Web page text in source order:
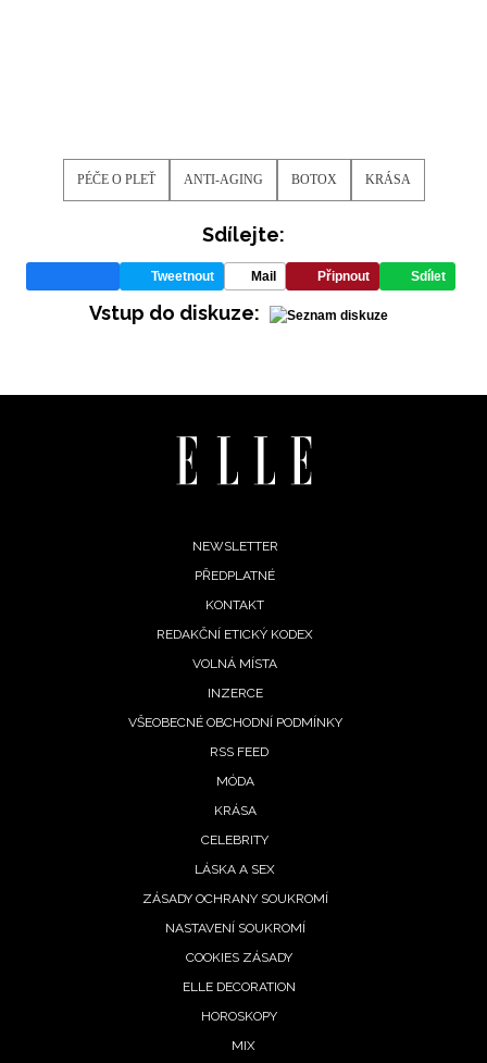
NEWSLETTER
Přihlášením k newsletteru souhlasíte s
podmínkami společnosti BurdaMedia Extra s.r.o.
potvrzujete, že jste se seznámili se
- BurdaMedia Extra s.r.o. bude s
Vašimi údaji pracovat zejména k organizaci a
vyhodnocení akce a zasílání novinek.
Chcete navíc dostávat i další zajímavé a exkluzivní
informace od našich partnerů? Pokud souhlasíte se
PÉČE O PLEŤ ANTI-AGING BOTOX KRÁSA
Sdílejte:
Tweetnout Mail Připnout Sdílet
Vstup do diskuze:
NEWSLETTER
PŘEDPLATNÉ
KONTAKT
REDAKČNÍ ETICKÝ KODEX
VOLNÁ MÍSTA
INZERCE
VŠEOBECNÉ OBCHODNÍ PODMÍNKY
RSS FEED
MÓDA
KRÁSA
CELEBRITY
LÁSKA A SEX
ZÁSADY OCHRANY SOUKROMÍ
NASTAVENÍ SOUKROMÍ
COOKIES ZÁSADY
ELLE DECORATION
HOROSKOPY
MIX